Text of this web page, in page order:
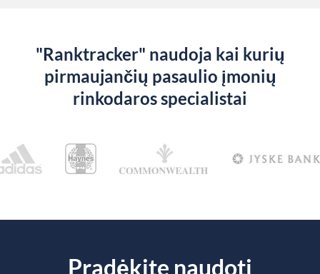
"Ranktracker" naudoja kai kurių
pirmaujančių pasaulio įmonių
rinkodaros specialistai
Pradėkite naudoti